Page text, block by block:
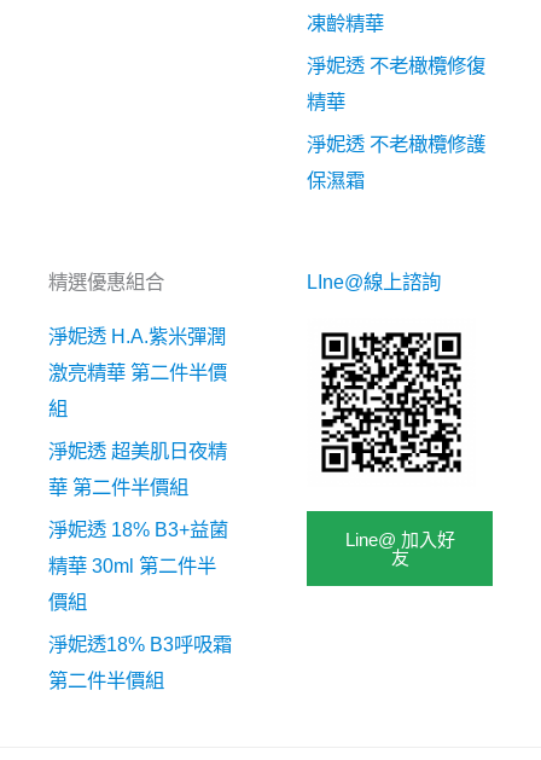
凍齡精華
淨妮透 不老橄欖修復
精華
淨妮透 不老橄欖修護
保濕霜
精選優惠組合
淨妮透 H.A.紫米彈潤
激亮精華 第二件半價
組
淨妮透 超美肌日夜精
華 第二件半價組
淨妮透 18% B3+益菌
精華 30ml 第二件半
價組
淨妮透18% B3呼吸霜
第二件半價組
LIne@線上諮詢
Line@ 加入好
友